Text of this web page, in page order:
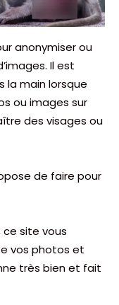
anonymiser ou
Il est
la main lorsque
ou images sur
des visages ou
de faire pour
ce site vous
vos photos et
très bien et fait